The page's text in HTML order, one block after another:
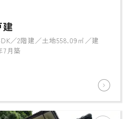
建
／2階建／土地558.09㎡／建
7月築